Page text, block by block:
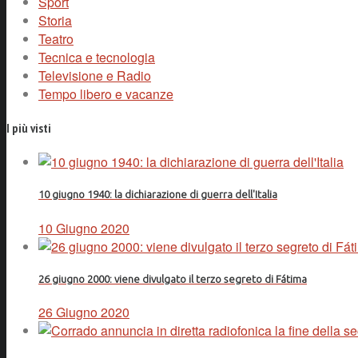
Storia
Teatro
Tecnica e tecnologia
Televisione e Radio
Tempo libero e vacanze
I più visti
10 giugno 1940: la dichiarazione di guerra dell'Italia
10 Giugno 2020
26 giugno 2000: viene divulgato il terzo segreto di Fátima
26 Giugno 2020